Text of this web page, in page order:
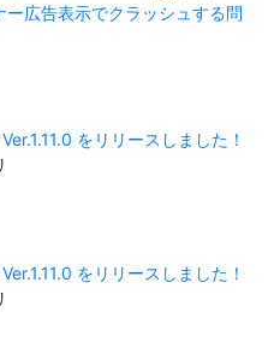
広告表示でクラッシュする問
をリリースしました！
をリリースしました！